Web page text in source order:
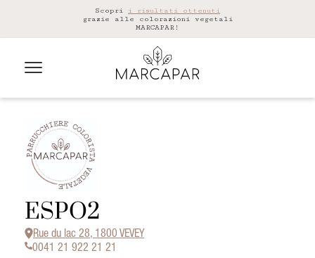
Scopri i risultati ottenuti
grazie alle colorazioni vegetali
MARCAPAR!
ESPO2
Rue du lac 28, 1800 VEVEY
0041 21 922 21 21